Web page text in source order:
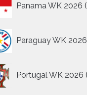
Panama WK 2026
Paraguay WK 2026
Portugal WK 2026